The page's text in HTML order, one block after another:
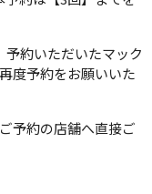
予約いただいたマック
度予約をお願いいた
予約の店舗へ直接ご